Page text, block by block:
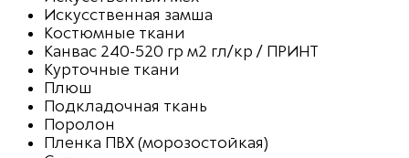
Искусственная замша
Костюмные ткани
Канвас 240-520 гр м2 гл/кр / ПРИНТ
Курточные ткани
Плюш
Подкладочная ткань
Поролон
Пленка ПВХ (морозостойкая)